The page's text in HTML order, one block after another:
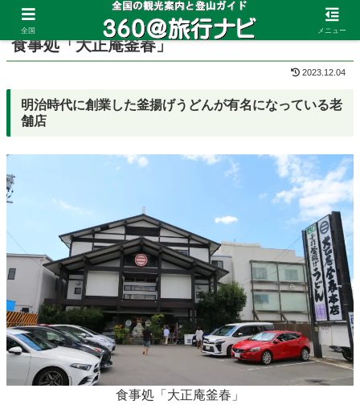
ホーム 愛知県 岡崎
食事処「大正庵釜春」
2023.12.04
明治時代に創業した釜揚げうどんが有名になっている老
舗店
食事処「大正庵釜春」
全国 メニュー